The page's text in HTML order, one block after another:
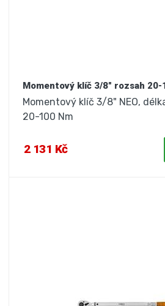
Momentový klíč 3/8" rozsah 20-
Momentový klíč 3/8" NEO,
20-100 Nm
2 131 Kč